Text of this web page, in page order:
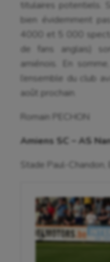
Equitation
Escalade
Fitness
titulaires potentiels.
bien évidemment
4000 et 5 000
de fans anglais)
amiénois. En
l’ensemble du club
août prochain.
Romain PECHON
Amiens SC – AS
Stade Paul-Chandon,